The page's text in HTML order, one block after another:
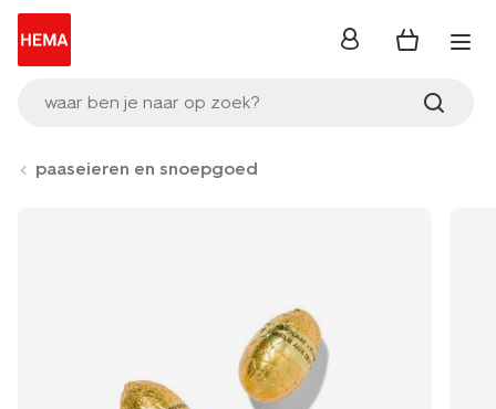
waar ben je naar op zoek?
inloggen
paaseieren en snoepgoed